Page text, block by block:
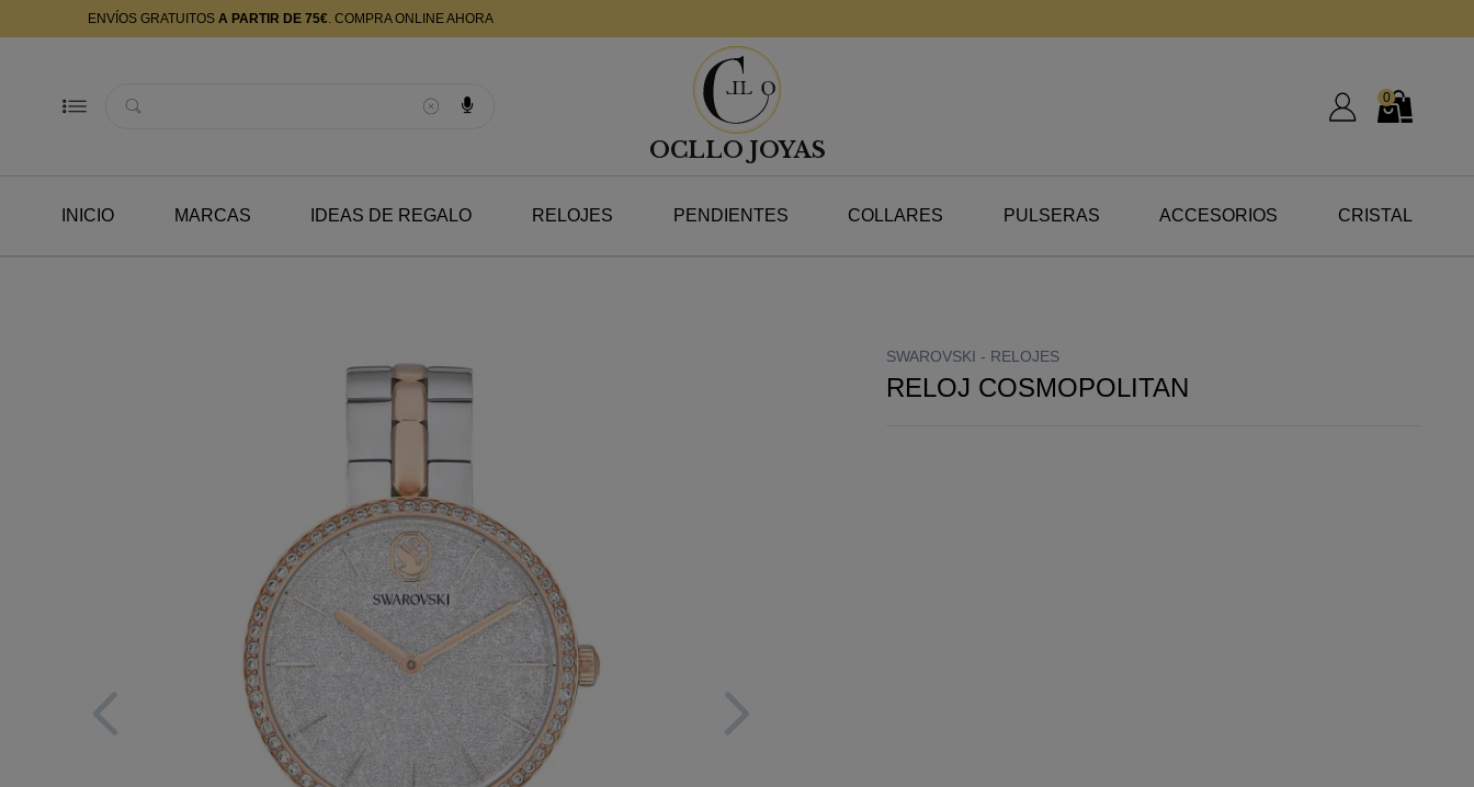
ENVÍOS GRATUITOS A PARTIR DE 75€. COMPRA ONLINE AHORA
Buscador
OCLLO JOYAS
Mi CuentaMi Cesta
0
INICIO MARCAS IDEAS DE REGALO RELOJES PENDIENTES COLLARES PULSERAS ACCESORIOS CRISTAL
SWAROVSKI - RELOJES
RELOJ COSMOPOLITAN